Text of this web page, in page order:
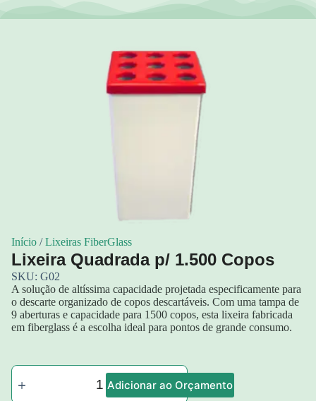
Início /Lixeiras FiberGlass
Lixeira Quadrada p/ 1.500 Copos
SKU: G02
A solução de altíssima capacidade projetada especificamente para
o descarte organizado de copos descartáveis. Com uma tampa de
9 aberturas e capacidade para 1500 copos, esta lixeira fabricada
em fiberglass é a escolha ideal para pontos de grande consumo.
Adicionar ao Orçamento